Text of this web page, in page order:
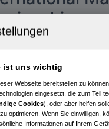
ihre Landsfrau Laura
bereits ihren
ist uns wichtig
Webseite bereitstellen zu
eingesetzt, die zum Teil
Cookies), oder aber helfen
optimieren. Wenn Sie einwilligen,
Informationen auf Ihrem